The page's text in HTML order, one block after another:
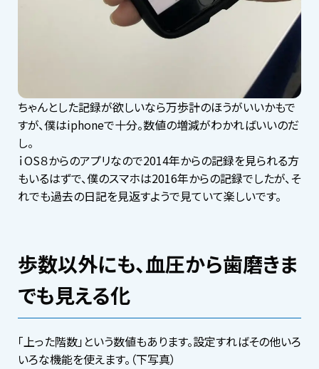
ちゃんとした記録が欲しいなら万歩計のほうがいいかもで
すが、僕はiphoneで十分。数値の増減がわかればいいのだ
し。
ｉOS８からのアプリなので2014年からの記録を見られる方
もいるはずで、僕のスマホは2016年からの記録でしたが、そ
れでも過去の日記を見返すようで見ていて楽しいです。
歩数以外にも、血圧から歯磨きま
でも見える化
「上った階数」という数値もあります。設定すればその他いろ
いろな機能を使えます。（下写真）